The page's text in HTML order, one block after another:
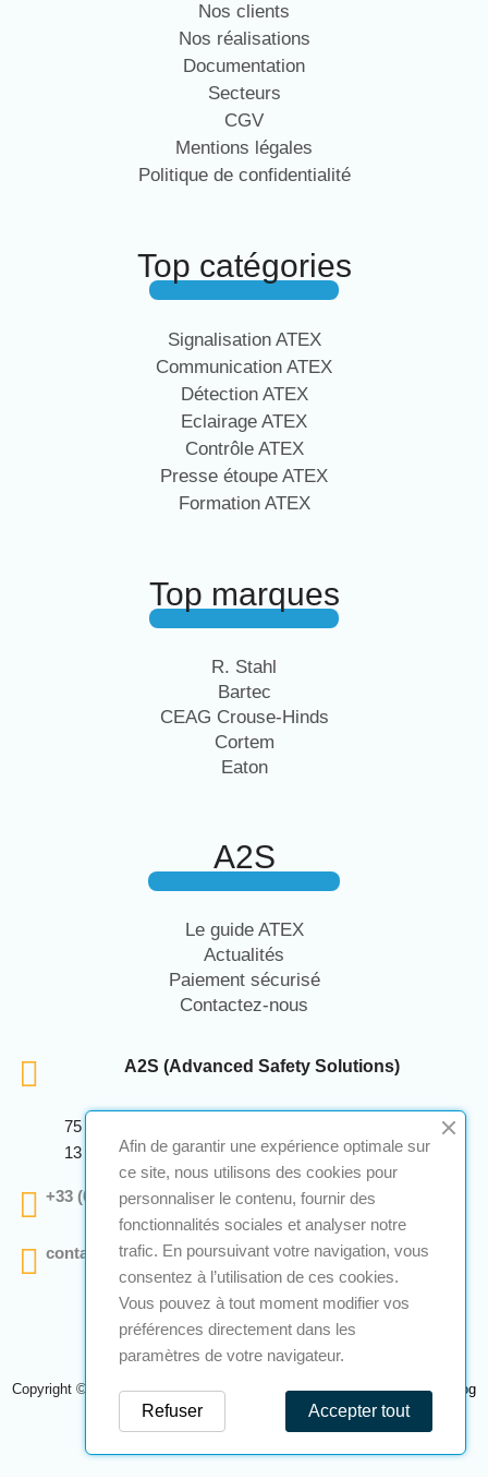
Nos clients
Nos réalisations
Documentation
Secteurs
CGV
Mentions légales
Politique de confidentialité
Top catégories
Signalisation ATEX
Communication ATEX
Détection ATEX
Eclairage ATEX
Contrôle ATEX
Presse étoupe ATEX
Formation ATEX
Top marques
R. Stahl
Bartec
CEAG Crouse-Hinds
Cortem
Eaton
A2S
Le guide ATEX
Actualités
Paiement sécurisé
Contactez-nous
A2S (Advanced Safety Solutions)
75 Avenue Marcellin Berthelot Anthelios Bâtiment E
13 290 Aix En Provence
+33 (0)4 12 28 00 69
contact@a2s-atex.com
Copyright © 2026 A2S Atex. Tous droits réservés. Une réalisationNavilog
Afin de garantir une expérience optimale sur
ce site, nous utilisons des cookies pour
personnaliser le contenu, fournir des
fonctionnalités sociales et analyser notre
trafic. En poursuivant votre navigation, vous
consentez à l’utilisation de ces cookies.
Vous pouvez à tout moment modifier vos
préférences directement dans les
paramètres de votre navigateur.
Accepter tout
Refuser